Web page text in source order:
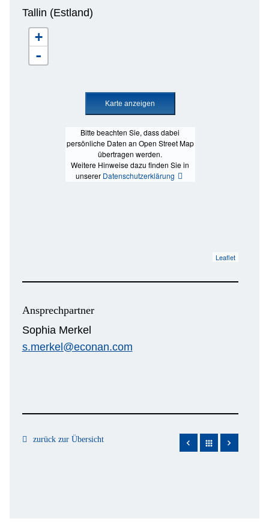
Tallin (Estland)
Bitte beachten Sie, dass dabei
persönliche Daten an Open Street Map
übertragen werden.
Weitere Hinweise dazu finden Sie in
unserer Datenschutzerklärung
+
-
Leaflet
Ansprechpartner
Sophia Merkel
s.merkel@econan.com
zurück zur Übersicht apps